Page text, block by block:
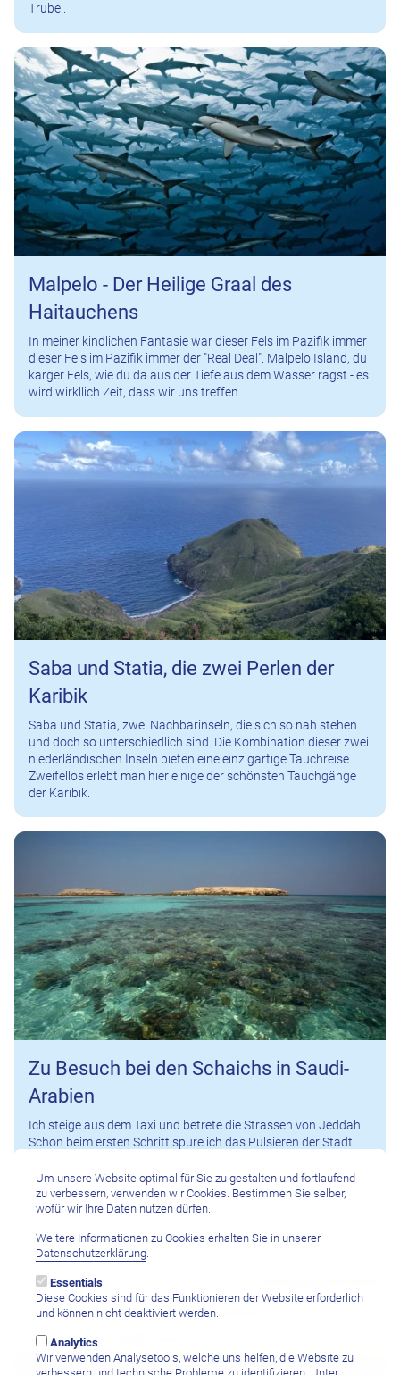
Trubel.
Malpelo - Der Heilige Graal des
Haitauchens
In meiner kindlichen Fantasie war dieser Fels im Pazifik immer
dieser Fels im Pazifik immer der "Real Deal". Malpelo Island, du
karger Fels, wie du da aus der Tiefe aus dem Wasser ragst - es
wird wirkllich Zeit, dass wir uns treffen.
Saba und Statia, die zwei Perlen der
Karibik
Saba und Statia, zwei Nachbarinseln, die sich so nah stehen
und doch so unterschiedlich sind. Die Kombination dieser zwei
niederländischen Inseln bieten eine einzigartige Tauchreise.
Zweifellos erlebt man hier einige der schönsten Tauchgänge
der Karibik.
Zu Besuch bei den Schaichs in Saudi-
Arabien
Ich steige aus dem Taxi und betrete die Strassen von Jeddah.
Schon beim ersten Schritt spüre ich das Pulsieren der Stadt.
mit der Geschichte, die jede Ecke durchdringt.
Der Flug mit der Saudi Airlines von Genf war angenehm, ruhig
tief berühren sollte.
Um unsere Website optimal für Sie zu gestalten und fortlaufend
zu verbessern, verwenden wir Cookies. Bestimmen Sie selber,
wofür wir Ihre Daten nutzen dürfen.
Weitere Informationen zu Cookies erhalten Sie in unserer
Datenschutzerklärung
Essentials
Diese Cookies sind für das Funktionieren der Website erforderlich
und können nicht deaktiviert werden.
Analytics
Wir verwenden Analysetools, welche uns helfen, die Website zu
verbessern und technische Probleme zu identifizieren. Unter